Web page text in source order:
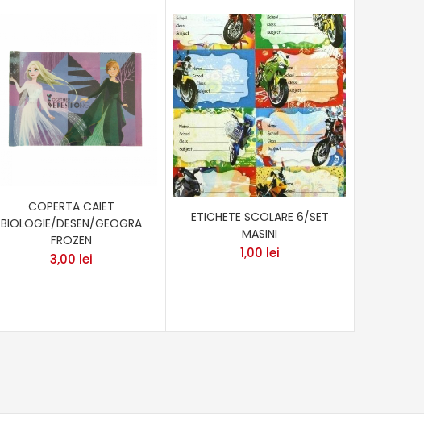
COPERTA CAIET
BIOLOGIE/DESEN/GEOGRA
FROZEN
3,00 lei
ETICHETE SCOLARE 6/SET
MASINI
1,00 lei